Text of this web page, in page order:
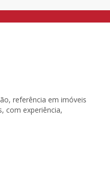
referência em imóveis
com experiência,